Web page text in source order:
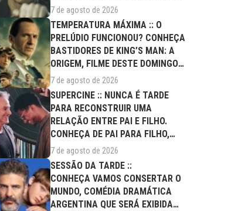
DRAMA FAMILIAR
7 de agosto de 2026
TEMPERATURA MÁXIMA :: O
PRELÚDIO FUNCIONOU? CONHEÇA
BASTIDORES DE KING’S MAN: A
ORIGEM, FILME DESTE DOMINGO
(09/08)
7 de agosto de 2026
SUPERCINE :: NUNCA É TARDE
PARA RECONSTRUIR UMA
RELAÇÃO ENTRE PAI E FILHO.
CONHEÇA DE PAI PARA FILHO,
FILME DESTE...
7 de agosto de 2026
SESSÃO DA TARDE ::
CONHEÇA VAMOS CONSERTAR O
MUNDO, COMÉDIA DRAMÁTICA
ARGENTINA QUE SERÁ EXIBIDA